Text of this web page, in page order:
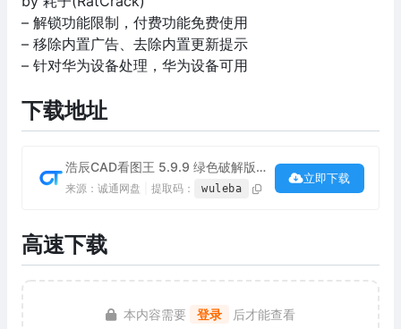
– 解锁功能限制，付费功能免费使用
– 移除内置广告、去除内置更新提示
– 针对华为设备处理，华为设备可用
下载地址
浩辰CAD看图王 5.9.9 绿色破解版下载
来源：诚通网盘 提取码： wuleba
立即下载
高速下载
本内容需要 登录 后才能查看